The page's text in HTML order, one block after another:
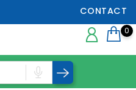
CONTACT
0